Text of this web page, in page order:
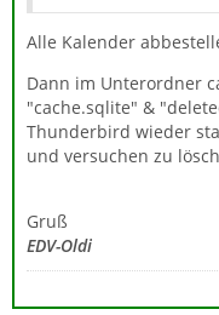
Alle Kalender
Dann im Unterordner
"cache.sqlite" &
Thunderbird wieder
und versuchen zu
Gruß
EDV-Oldi